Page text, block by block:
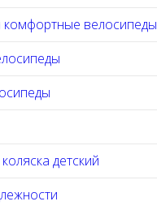
велосипеды
детский